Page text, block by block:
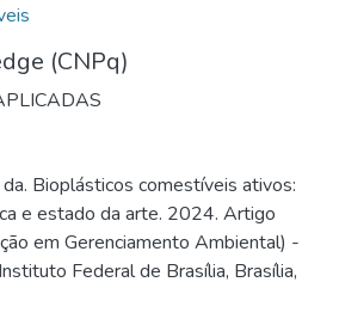
(CNPq)
Bioplásticos comestíveis ativos:
e estado da arte. 2024. Artigo
em Gerenciamento Ambiental) -
Federal de Brasília, Brasília,